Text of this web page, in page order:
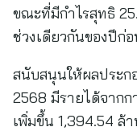
ขณะที่มีกำไรสุทธิ
ช่วงเดียวกันของปีก่
สนับสนุนให้ผลประก
2568 มีรายได้จากก
เพิ่มขึ้น 1,394.54 ล้